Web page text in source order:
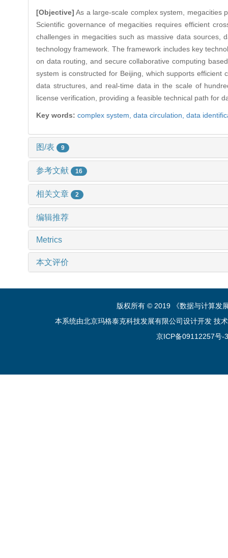
[Objective] As a large-scale complex system, megacities
Scientific governance of megacities requires efficient
challenges in megacities such as massive data sources,
technology framework. The framework includes key
on data routing, and secure collaborative computing
system is constructed for Beijing, which supports
data structures, and real-time data in the scale of
license verification, providing a feasible technical path for
Key words: complex system, data circulation, data
图/表 9
参考文献 16
相关文章 2
编辑推荐
Metrics
本文评价
版权所有 © 2019 《数据与计算发
本系统由北京玛格泰克科技发展有限公司设计开发 技
京ICP备09112257号-